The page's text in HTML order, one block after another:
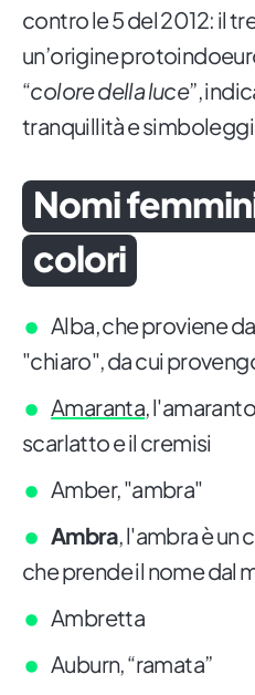
contro le 5 del 2012: il
un’origine
“colore della luce”,
tranquillità e
Nomi
colori
Alba, che proviene
"chiaro", da cui
Amaranta,
scarlatto e il cremisi
Amber, "ambra"
Ambra, l'ambra è
che prende il nome dal
Ambretta
Auburn, “ramata”